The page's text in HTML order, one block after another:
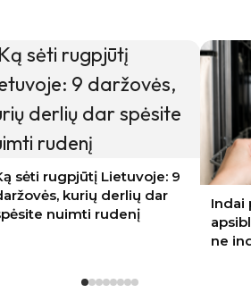
po plovimo lieka
kaltas gali būti
apie